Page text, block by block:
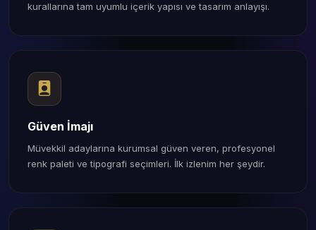
kurallarına tam uyumlu içerik yapısı ve tasarım anlayışı.
Güven İmajı
Müvekkil adaylarına kurumsal güven veren, profesyonel
renk paleti ve tipografi seçimleri. İlk izlenim her şeydir.